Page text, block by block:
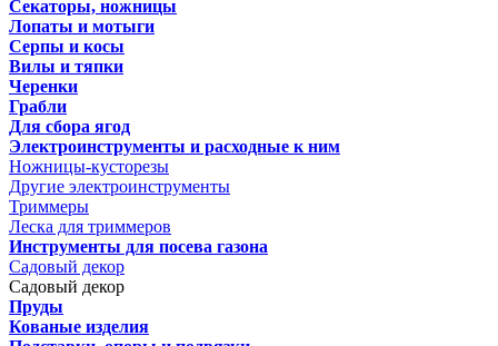
Секаторы, ножницы
Лопаты и мотыги
Серпы и косы
Вилы и тяпки
Черенки
Грабли
Для сбора ягод
Электроинструменты и расходные к ним
Ножницы-кусторезы
Другие электроинструменты
Триммеры
Леска для триммеров
Инструменты для посева газона
Садовый декор
Садовый декор
Пруды
Кованые изделия